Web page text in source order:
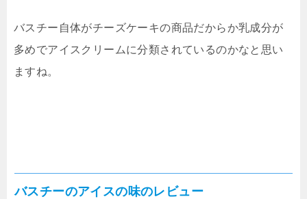
バスチー自体がチーズケーキの商品だからか乳成分が
多めでアイスクリームに分類されているのかなと思い
ますね。
バスチーのアイスの味のレビュー